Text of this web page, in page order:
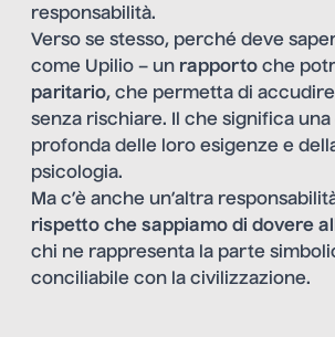
responsabilità.
Verso se stesso, perché deve
come Upilio – un rapporto che
paritario, che permetta di
senza rischiare. Il che significa
profonda delle loro esigenze e
psicologia.
Ma c’è anche un’altra
rispetto che sappiamo di dovere
chi ne rappresenta la parte
conciliabile con la civilizzazione.